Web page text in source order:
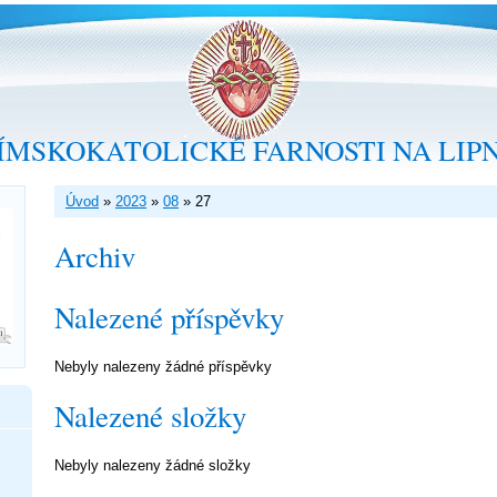
FARNOSTI NA
Úvod » 2023 » 08 » 27
Archiv
Nalezené příspěvky
Nebyly nalezeny žádné příspěvky
Nalezené složky
Nebyly nalezeny žádné složky